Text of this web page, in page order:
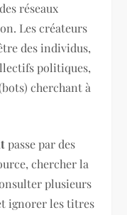
réseaux
Les créateurs
des individus,
politiques,
cherchant à
passe par des
chercher la
plusieurs
ignorer les titres